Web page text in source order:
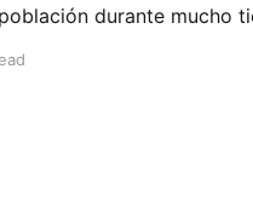
durante mucho